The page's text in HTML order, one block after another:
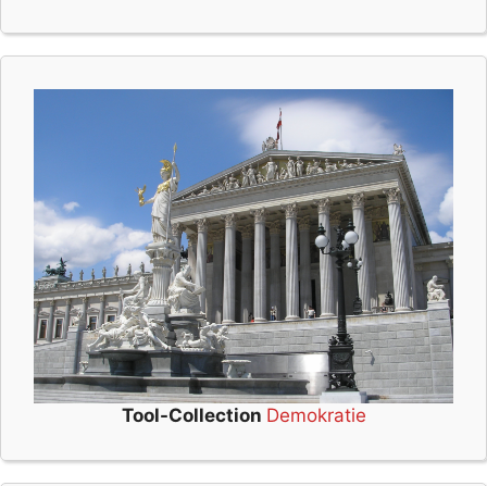
Tool-Collection Demokratie